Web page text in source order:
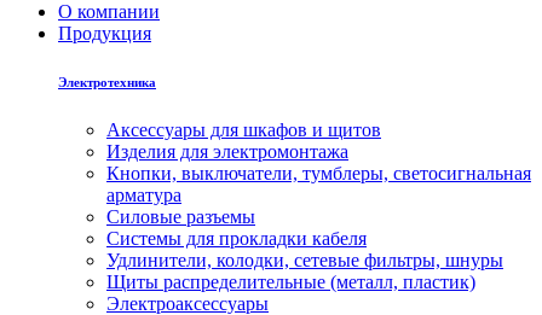
О компании
Продукция
Электротехника
Аксессуары для шкафов и щитов
Изделия для электромонтажа
Кнопки, выключатели, тумблеры, светосигнальная
арматура
Силовые разъемы
Системы для прокладки кабеля
Удлинители, колодки, сетевые фильтры, шнуры
Щиты распределительные (металл, пластик)
Электроаксессуары